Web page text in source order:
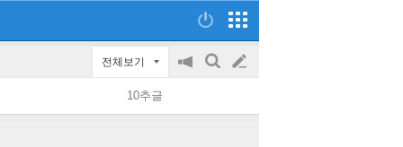
전체보기
공
on/off
검
글
쓰
10추글